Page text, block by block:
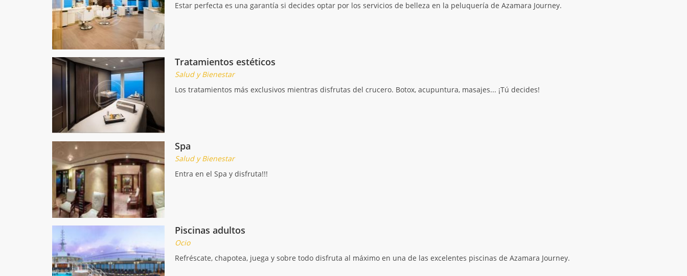
Estar perfecta es una garantía si decides optar por los servicios de belleza en la peluquería de Azamara Journey.
Tratamientos estéticos
Salud y Bienestar
Los tratamientos más exclusivos mientras disfrutas del crucero. Botox, acupuntura, masajes... ¡Tú decides!
Spa
Salud y Bienestar
Entra en el Spa y disfruta!!!
Piscinas adultos
Ocio
Refréscate, chapotea, juega y sobre todo disfruta al máximo en una de las excelentes piscinas de Azamara Journey.